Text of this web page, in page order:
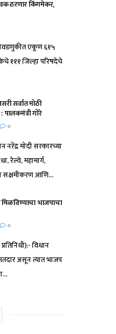
ठरणार किंगमेकर,
एकूण ६१५
१११ जिल्हा परिषदेचे
सर्वात मोठी
पालकमंत्री गोरे
0
नरेंद्र मोदी सरकारच्या
रेल्वे, महामार्ग,
सक्षमीकरण आणि...
भाजपाचा
0
विधान
असून त्यात भाजप